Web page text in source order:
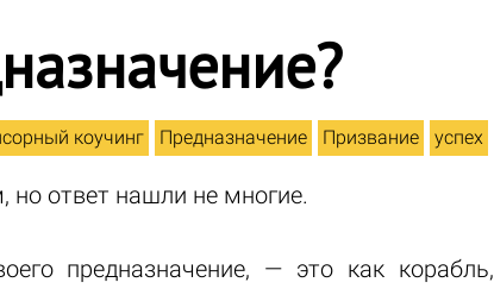
коучинг Предназначение Призвание успех
ответ нашли не многие.
предназначение, — это как корабль,